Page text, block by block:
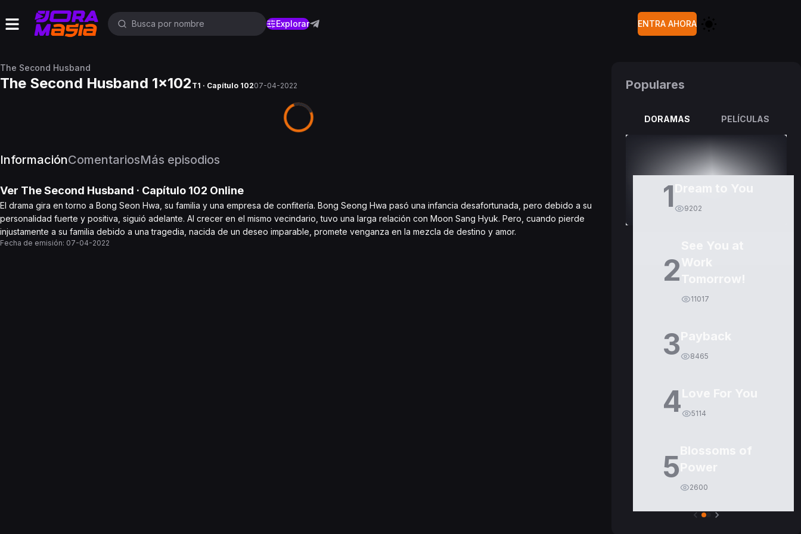
Explorar ENTRA AHORA
The Second Husband
The Second Husband 1x102 T1 · Capítulo 10207-04-2022
InformaciónComentariosMás episodios
Ver The Second Husband · Capítulo 102 Online
El drama gira en torno a Bong Seon Hwa, su familia y una empresa de confitería. Bong Seong Hwa pasó una infancia desafortunada, pero debido a su
personalidad fuerte y positiva, siguió adelante. Al crecer en el mismo vecindario, tuvo una larga relación con Moon Sang Hyuk. Pero, cuando pierde
injustamente a su familia debido a una tragedia, nacida de un deseo imparable, promete venganza en la mezcla de destino y amor.
Fecha de emisión: 07-04-2022
Populares
DORAMAS PELÍCULAS
1 9202
2
11017
3 8465
4 5114
5
2600